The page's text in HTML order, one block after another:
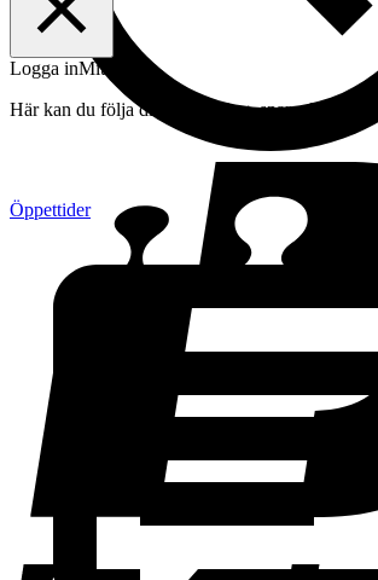
Öppettider
Logga inMitt konto
Här kan du följa din beställning, spara drycker